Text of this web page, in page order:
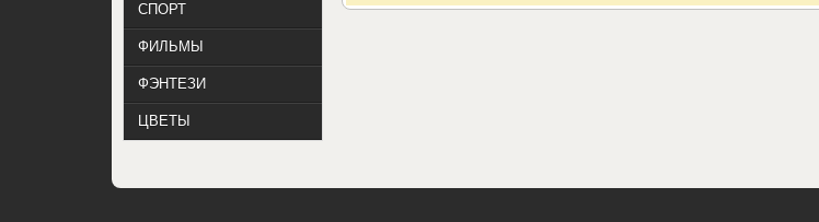
СПОРТ
ФИЛЬМЫ
ФЭНТЕЗИ
ЦВЕТЫ